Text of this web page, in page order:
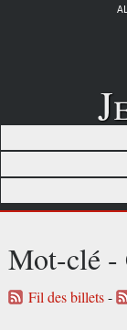
Mot-clé -
Fil des billets-